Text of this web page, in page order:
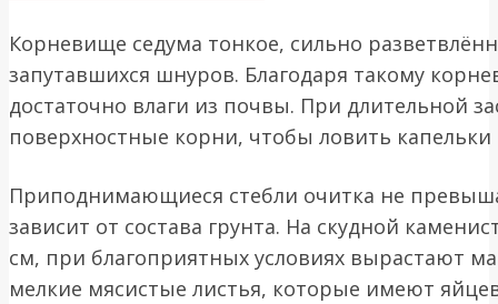
Корневище седума тонкое, сильно
запутавшихся шнуров. Благодаря такому
достаточно влаги из почвы. При длительной
поверхностные корни, чтобы ловить
Приподнимающиеся стебли очитка не
зависит от состава грунта. На скудной
см, при благоприятных условиях вырастают
мелкие мясистые листья, которые имеют